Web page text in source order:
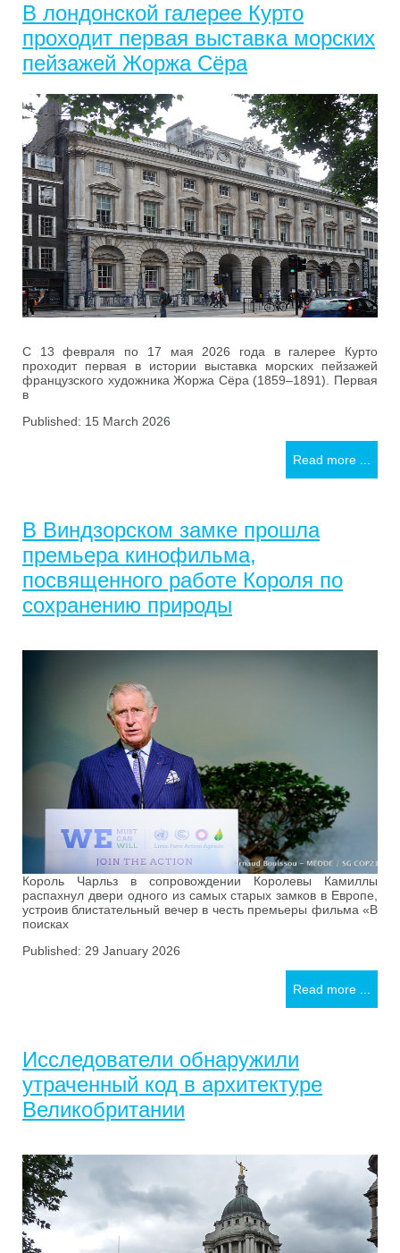
В лондонской галерее Курто
проходит первая выставка морских
пейзажей Жоржа Сёра
С 13 февраля по 17 мая 2026 года в галерее Курто
проходит первая в истории выставка морских пейзажей
французского художника Жоржа Сёра (1859–1891). Первая
в
Published: 15 March 2026
Read more ...
В Виндзорском замке прошла
премьера кинофильма,
посвященного работе Короля по
сохранению природы
Король Чарльз в сопровождении Королевы Камиллы
распахнул двери одного из самых старых замков в Европе,
устроив блистательный вечер в честь премьеры фильма «В
поисках
Published: 29 January 2026
Read more ...
Исследователи обнаружили
утраченный код в архитектуре
Великобритании